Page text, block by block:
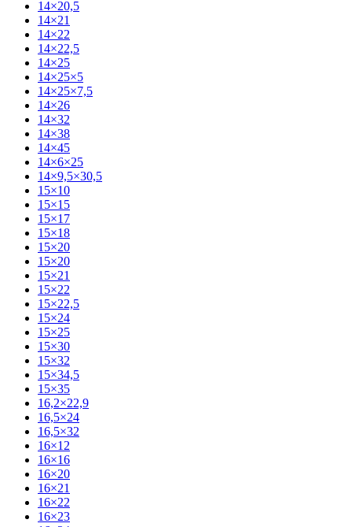
14×20,5
14×21
14×22
14×22,5
14×25
14×25×5
14×25×7,5
14×26
14×32
14×38
14×45
14×6×25
14×9,5×30,5
15×10
15×15
15×17
15×18
15×20
15×20
15×21
15×22
15×22,5
15×24
15×25
15×30
15×32
15×34,5
15×35
16,2×22,9
16,5×24
16,5×32
16×12
16×16
16×20
16×21
16×22
16×23